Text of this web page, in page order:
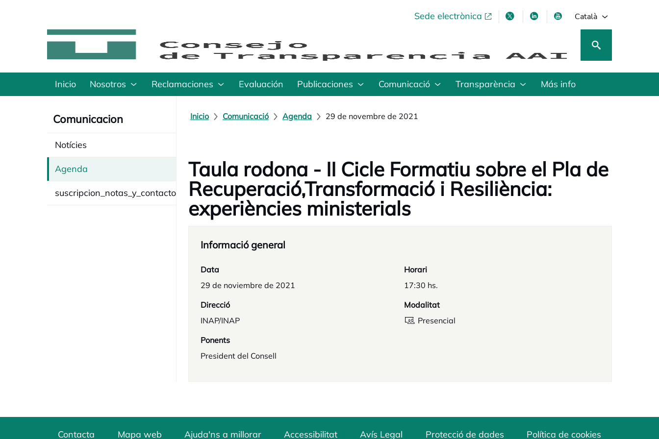
Sede electrònicaopens in a new tabopens in a new tab
opens in a new tab
opens in a new tab
Català
Inicio Nosotros Reclamaciones Evaluación Publicaciones Comunicació Transparència Más info
Comunicacion
Notícies
Agenda
suscripcion_notas_y_contacto
Inicio Comunicació Agenda 29 de novembre de 2021
Taula rodona - II Cicle Formatiu sobre el Pla de
Recuperació,Transformació i Resiliència:
experiències ministerials
Informació general
Data
29 de noviembre de 2021
Horari
17:30 hs.
Direcció
INAP/INAP
Modalitat
Presencial
Ponents
President del Consell
Contacta Mapa web Ajuda'ns a millorar Accessibilitat Avís Legal Protecció de dades Política de cookies